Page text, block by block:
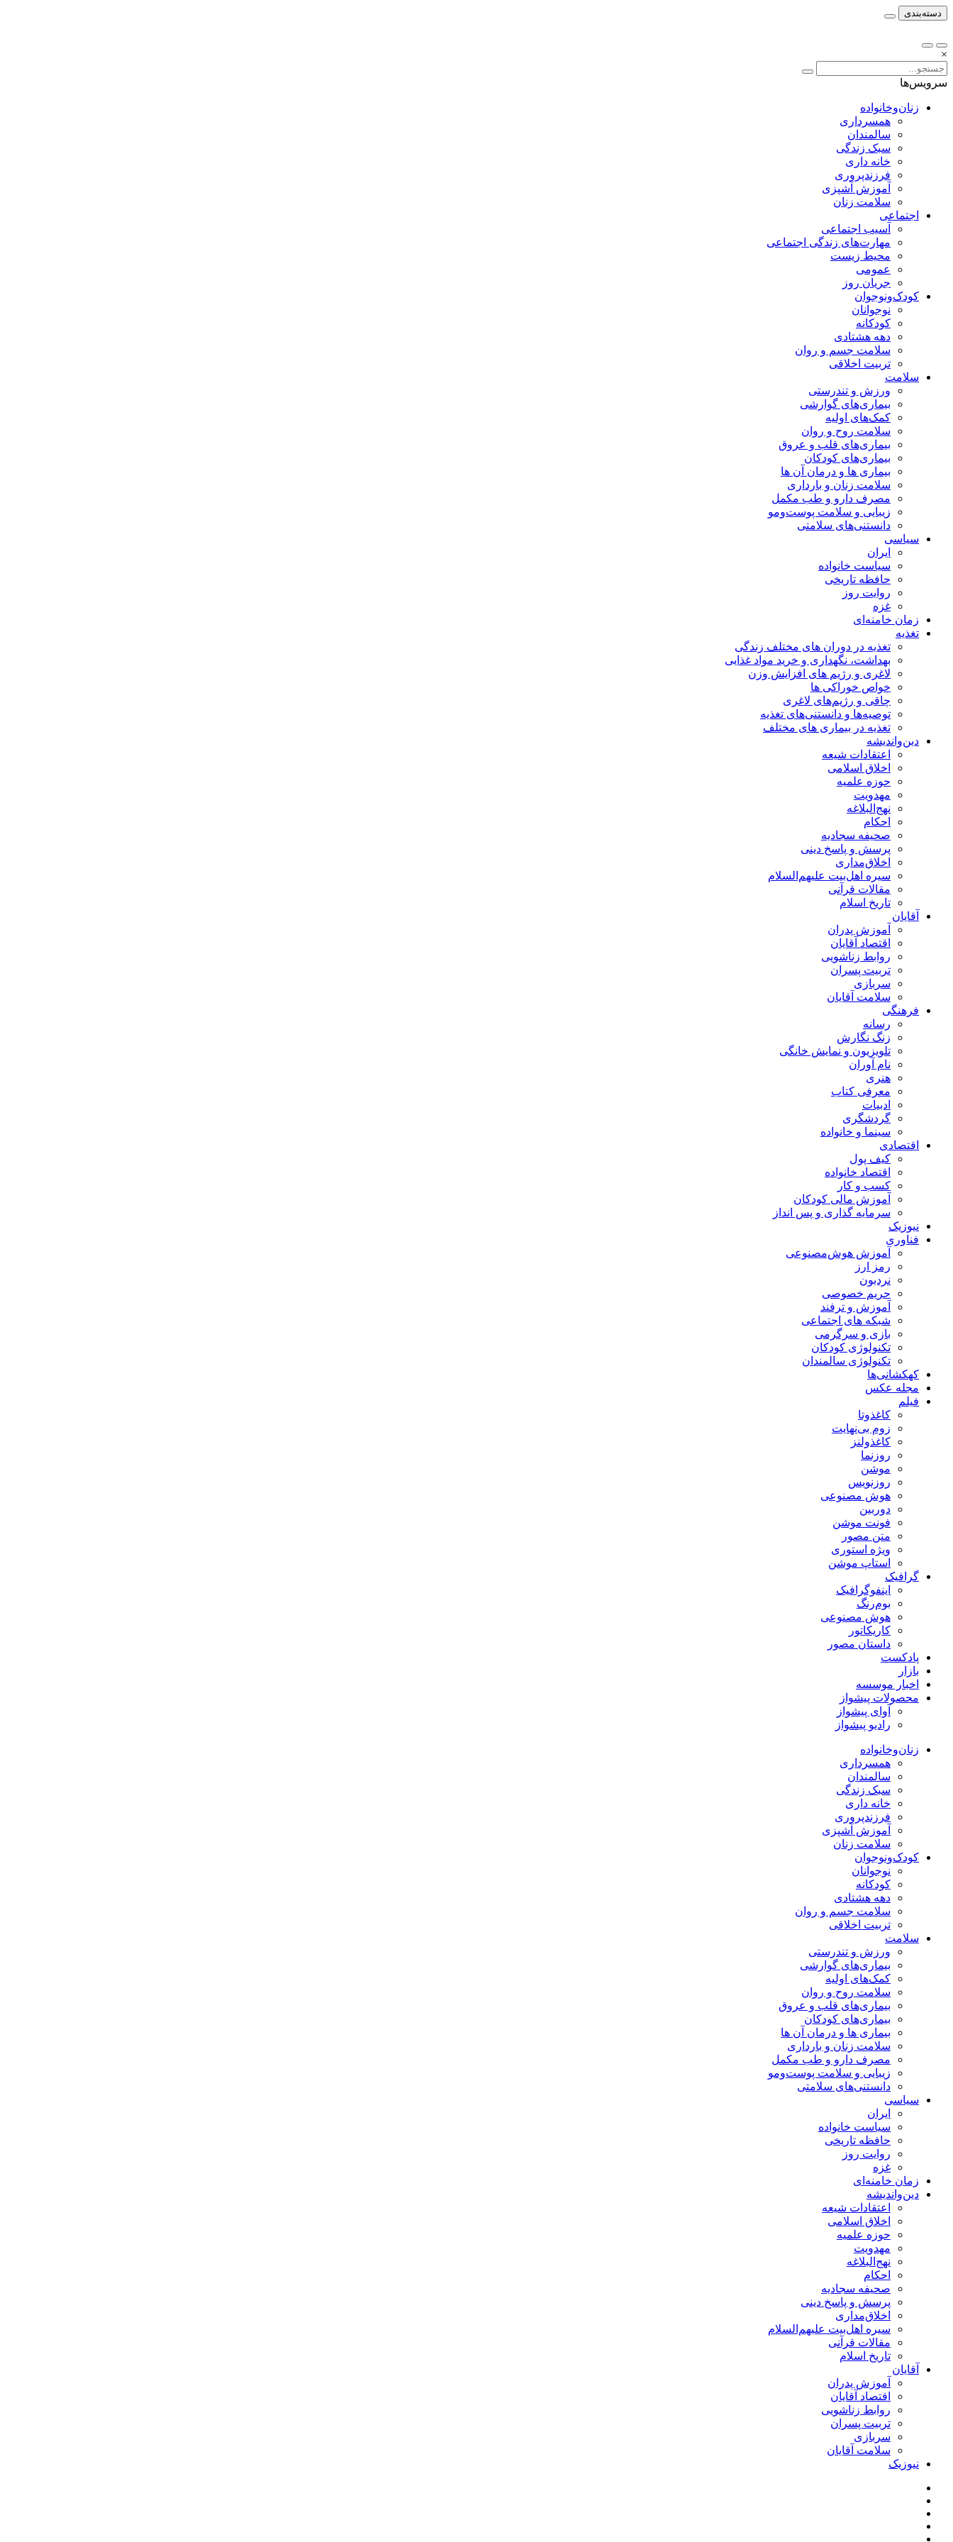
دسته‌بندی
×
سرویس‌ها
زنان‌وخانواده
همسرداری
سالمندان
سبک زندگی
خانه داری
فرزندپروری
آموزش آشپزی
سلامت زنان
اجتماعی
آسیب اجتماعی
مهارت‌های زندگی اجتماعی
محیط زیست
عمومی
جریان روز
کودک‌ونوجوان
نوجوانان
کودکانه
دهه هشتادی
سلامت جسم و روان
تربیت اخلاقی
سلامت
ورزش و تندرستی
بیماری‌های گوارشی
کمک‌های اولیه
سلامت روح و روان
بیماری‌های قلب و عروق
بیماری‌های کودکان
بیماری ها و درمان آن ها
سلامت زنان و بارداری
مصرف دارو و طب مکمل
زیبایی و سلامت پوست‌ومو
دانستنی‌های سلامتی
سیاسی
ایران
سیاست خانواده
حافظه تاریخی
روایت روز
غزه
زمان خامنه‌ای
تغذیه
تغذیه در دوران های مختلف زندگی
بهداشت، نگهداری و خرید مواد غذایی
لاغری و رژیم های افزایش وزن
خواص خوراكی ها
چاقی و رژیم‌های لاغری
توصیه‌ها و دانستنی‌های تغذیه
تغذیه در بیماری های مختلف
دین‌واندیشه
اعتقادات شیعه
اخلاق اسلامی
حوزه علمیه
مهدویت
نهج‌البلاغه
احکام
صحیفه سجادیه
پرسش و پاسخ دینی
اخلاق‌مداری
سیره اهل‌بیت علیهم‌السلام
مقالات قرآنی
تاریخ اسلام
آقایان
آموزش پدران
اقتصاد آقایان
روابط زناشویی
تربیت پسران
سربازی
سلامت آقایان
فرهنگی
رسانه
زنگ نگارش
تلویزیون و نمایش خانگی
نام آوران
هنری
معرفی کتاب
ادبیات
گردشگری
سینما و خانواده
اقتصادی
کیف پول
اقتصاد خانواده
کسب و کار
آموزش مالی کودکان
سرمایه گذاری و پس انداز
نیوزیک
فناوری
آموزش هوش‌مصنوعی
رمز ارز
نردبون
حریم خصوصی
آموزش و ترفند
شبکه های اجتماعی
بازی و سرگرمی
تکنولوژی کودکان
تکنولوژی سالمندان
کهکشانی‌ها
مجله عکس
فیلم
کاغذوتا
زوم بی‌نهایت
کاغذولنز
روزنما
موشن
روزنویس
هوش مصنوعی
دوربین
فونت موشن
متن مصور
ویژه استوری
استاپ موشن
گرافیک
اینفوگرافیک
بوم‌رنگ
هوش مصنوعی
کاریکاتور
داستان مصور
پادکست
بازار
اخبار موسسه
محصولات پیشواز
آوای پیشواز
رادیو پیشواز
زنان‌وخانواده
همسرداری
سالمندان
سبک زندگی
خانه داری
فرزندپروری
آموزش آشپزی
سلامت زنان
کودک‌ونوجوان
نوجوانان
کودکانه
دهه هشتادی
سلامت جسم و روان
تربیت اخلاقی
سلامت
ورزش و تندرستی
بیماری‌های گوارشی
کمک‌های اولیه
سلامت روح و روان
بیماری‌های قلب و عروق
بیماری‌های کودکان
بیماری ها و درمان آن ها
سلامت زنان و بارداری
مصرف دارو و طب مکمل
زیبایی و سلامت پوست‌ومو
دانستنی‌های سلامتی
سیاسی
ایران
سیاست خانواده
حافظه تاریخی
روایت روز
غزه
زمان خامنه‌ای
دین‌واندیشه
اعتقادات شیعه
اخلاق اسلامی
حوزه علمیه
مهدویت
نهج‌البلاغه
احکام
صحیفه سجادیه
پرسش و پاسخ دینی
اخلاق‌مداری
سیره اهل‌بیت علیهم‌السلام
مقالات قرآنی
تاریخ اسلام
آقایان
آموزش پدران
اقتصاد آقایان
روابط زناشویی
تربیت پسران
سربازی
سلامت آقایان
نیوزیک